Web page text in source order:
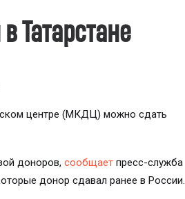
Татарстане
центре (МКДЦ) можно сдать
доноров, сообщает пресс-служба
донор сдавал ранее в России.